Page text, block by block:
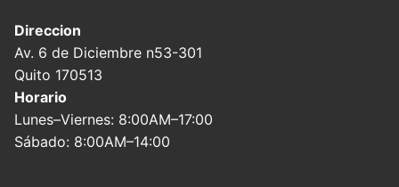
Direccion
Av. 6 de Diciembre n53-301
Quito 170513
Horario
Lunes–Viernes: 8:00AM–17:00
Sábado: 8:00AM–14:00